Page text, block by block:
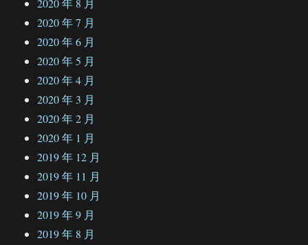
2020 年 8 月
2020 年 7 月
2020 年 6 月
2020 年 5 月
2020 年 4 月
2020 年 3 月
2020 年 2 月
2020 年 1 月
2019 年 12 月
2019 年 11 月
2019 年 10 月
2019 年 9 月
2019 年 8 月